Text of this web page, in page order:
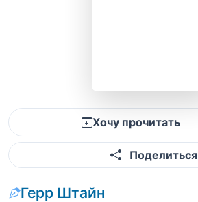
Хочу прочитать
Поделиться
Герр Штайн